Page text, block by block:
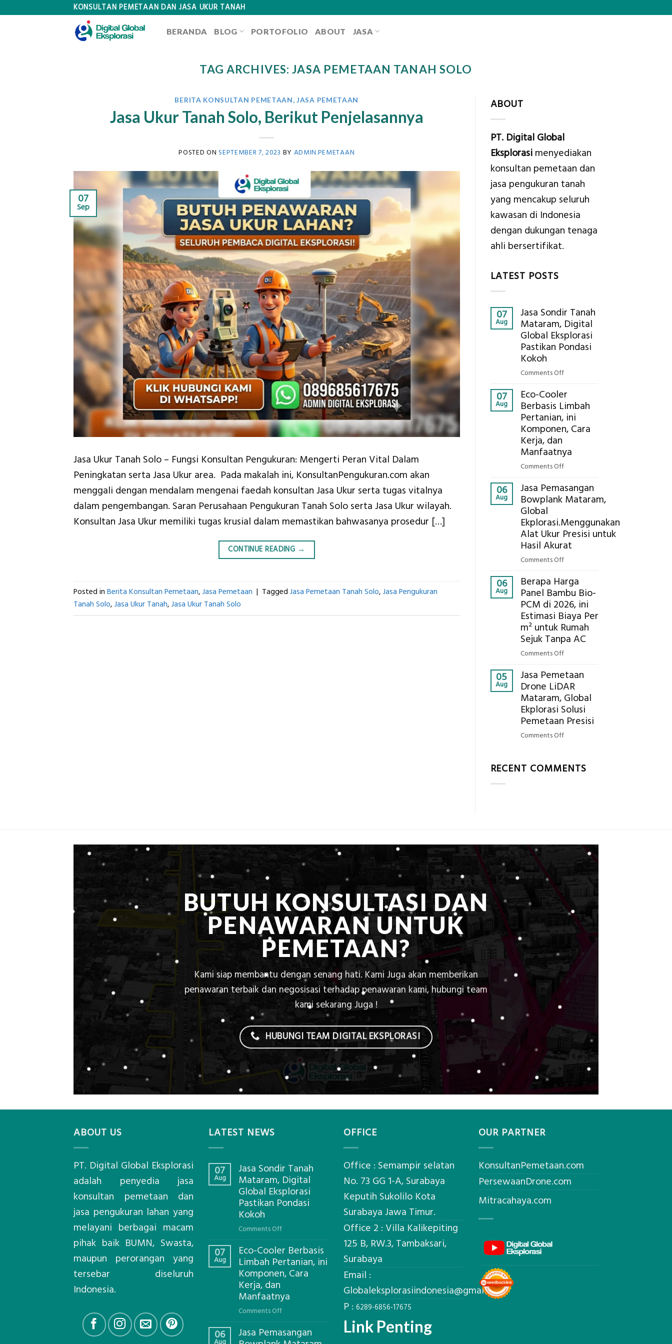
KONSULTAN PEMETAAN DAN JASA UKUR TANAH
BERANDA BLOG PORTOFOLIO ABOUT JASA
TAG ARCHIVES:JASA PEMETAAN TANAH SOLO
BERITA KONSULTAN PEMETAAN,JASA PEMETAAN
Jasa Ukur Tanah Solo, Berikut Penjelasannya
POSTED ONSEPTEMBER 7, 2023 BY ADMIN.PEMETAAN
07
Sep
Jasa Ukur Tanah Solo – Fungsi Konsultan Pengukuran: Mengerti Peran Vital Dalam
Peningkatan serta Jasa Ukur area. Pada makalah ini, KonsultanPengukuran.com akan
menggali dengan mendalam mengenai faedah konsultan Jasa Ukur serta tugas vitalnya
dalam pengembangan. Saran Perusahaan Pengukuran Tanah Solo serta Jasa Ukur wilayah.
Konsultan Jasa Ukur memiliki tugas krusial dalam memastikan bahwasanya prosedur […]
CONTINUE READING →
Posted in Berita Konsultan Pemetaan, Jasa Pemetaan | Tagged Jasa Pemetaan Tanah Solo, Jasa Pengukuran
Tanah Solo, Jasa Ukur Tanah, Jasa Ukur Tanah Solo
ABOUT
PT. Digital Global
Eksplorasimenyediakan
konsultan pemetaan dan
jasa pengukuran tanah
yang mencakup seluruh
kawasan di Indonesia
dengan dukungan tenaga
ahli bersertifikat.
LATEST POSTS
07
Aug
Jasa Sondir Tanah
Mataram, Digital
Global Eksplorasi
Pastikan Pondasi
Kokoh
Comments Offon
Sondir
Tanah
Mataram,
Digital
Eksplorasi
Pastikan
07
Aug
Eco-Cooler
Berbasis Limbah
Pertanian, ini
Komponen, Cara
Kerja, dan
Manfaatnya
Comments Offon
Cooler
Berbasis
Pertanian,
ini
Komponen,
Manfaatnya
06
Aug
Jasa Pemasangan
Bowplank Mataram,
Global
Ekplorasi.Menggunakan
Alat Ukur Presisi untuk
Hasil Akurat
Comments Offon
Pemasangan
Bowplank
Mataram,
Global
Ekplorasi.Menggunakan
Alat
untuk
Hasil
Akurat
06
Aug
Berapa Harga
Panel Bambu Bio-
PCM di 2026, ini
Estimasi Biaya Per
m² untuk Rumah
Sejuk Tanpa AC
Comments Offon
Harga
Panel
Bambu
Bio-
PCM
Estimasi
Biaya
05
Aug
Jasa Pemetaan
Drone LiDAR
Mataram, Global
Ekplorasi Solusi
Pemetaan Presisi
Comments Offon
Drone
Presisi
RECENT COMMENTS
BUTUH KONSULTASI DAN
PENAWARAN UNTUK
PEMETAAN?
Kami siap membantu dengan senang hati. Kami Juga akan memberikan
penawaran terbaik dan negosisasi terhadap penawaran kami, hubungi team
kami sekarang Juga !
HUBUNGI TEAM DIGITAL EKSPLORASI
ABOUT US
PT. Digital Global Eksplorasi
adalah penyedia jasa
konsultan pemetaan dan
jasa pengukuran lahan yang
melayani berbagai macam
pihak baik BUMN, Swasta,
maupun perorangan yang
tersebar diseluruh
Indonesia.
LATEST NEWS
07
Aug
Jasa Sondir Tanah
Mataram, Digital
Global Eksplorasi
Pastikan Pondasi
Kokoh
Comments Offon
Sondir
Tanah
Mataram,
Global
Kokoh
07
Aug
Eco-Cooler Berbasis
Limbah Pertanian, ini
Komponen, Cara
Kerja, dan
Manfaatnya
Comments Offon
Cooler
06
Aug
Jasa Pemasangan
OFFICE
Office : Semampir selatan
No. 73 GG 1-A, Surabaya
Keputih Sukolilo Kota
Surabaya Jawa Timur.
Office 2 : Villa Kalikepiting
125 B, RW.3, Tambaksari,
Surabaya
Email :
Globaleksplorasiindonesia@gmail.com
P : 6289-6856-17675
Link Penting
OUR PARTNER
KonsultanPemetaan.com
PersewaanDrone.com
Mitracahaya.com